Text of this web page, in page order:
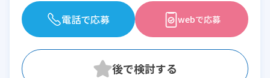
電話で応募 webで応募